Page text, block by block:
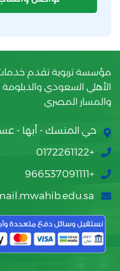
مؤسسة تربوية تقدم خدمات
الأهلي السعودي والدبلومة
والمسار المصري
حي المنسك - أبها -
+0172261122
+966537091111